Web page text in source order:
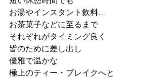
お湯やインスタント飲料…
お茶菓子などに至るまで
それぞれがタイミング良く
皆のために差し出し
優雅で温かな
極上のティー・ブレイクへと